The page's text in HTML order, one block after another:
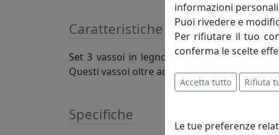
Caratteristiche
Set 3 vassoi in legno totalmente decorato
Questi vassoi oltre ad essere un elemento
Specifiche
informazioni
Puoi rivedere e
Per rifiutare il tuo
conferma le scelte
Accetta tutto Rifiuta
Le tue preferenze